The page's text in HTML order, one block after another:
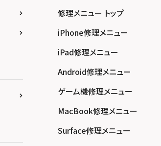
修理メニュー トップ
iPhone修理メニュー
iPad修理メニュー
Android修理メニュー
ゲーム機修理メニュー
MacBook修理メニュー
Surface修理メニュー